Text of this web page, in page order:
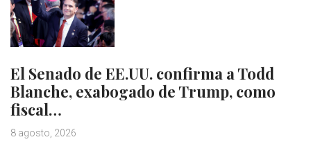
El Senado de EE.UU. confirma a Todd
Blanche, exabogado de Trump, como
fiscal…
8 agosto, 2026